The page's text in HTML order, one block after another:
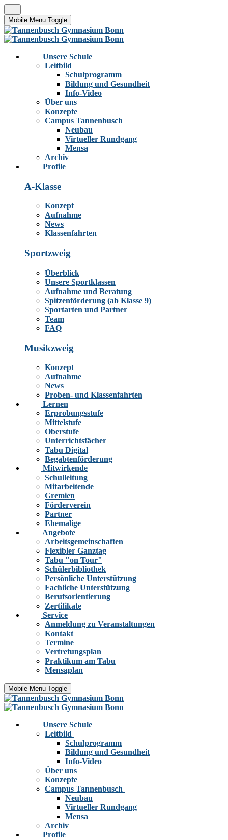
Mobile Menu Toggle
Unsere Schule
Leitbild
Schulprogramm
Bildung und Gesundheit
Info-Video
Über uns
Konzepte
Campus Tannenbusch
Neubau
Virtueller Rundgang
Mensa
Archiv
Profile
A-Klasse
Konzept
Aufnahme
News
Klassenfahrten
Sportzweig
Überblick
Unsere Sportklassen
Aufnahme und Beratung
Spitzenförderung (ab Klasse 9)
Sportarten und Partner
Team
FAQ
Musikzweig
Konzept
Aufnahme
News
Proben- und Klassenfahrten
Lernen
Erprobungsstufe
Mittelstufe
Oberstufe
Unterrichtsfächer
Tabu Digital
Begabtenförderung
Mitwirkende
Schulleitung
Mitarbeitende
Gremien
Förderverein
Partner
Ehemalige
Angebote
Arbeitsgemeinschaften
Flexibler Ganztag
Tabu "on Tour"
Schülerbibliothek
Persönliche Unterstützung
Fachliche Unterstützung
Berufsorientierung
Zertifikate
Service
Anmeldung zu Veranstaltungen
Kontakt
Termine
Vertretungsplan
Praktikum am Tabu
Mensaplan
Mobile Menu Toggle
Unsere Schule
Leitbild
Schulprogramm
Bildung und Gesundheit
Info-Video
Über uns
Konzepte
Campus Tannenbusch
Neubau
Virtueller Rundgang
Mensa
Archiv
Profile